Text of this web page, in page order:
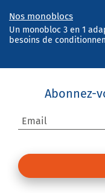
Nos monoblocs
Un monobloc 3 en 1
besoins de
Abonnez-
Email